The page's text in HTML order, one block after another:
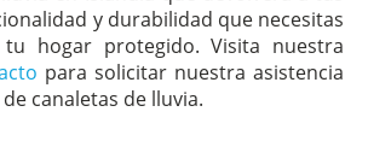
y durabilidad que necesitas
hogar protegido. Visita nuestra
para solicitar nuestra asistencia
canaletas de lluvia.